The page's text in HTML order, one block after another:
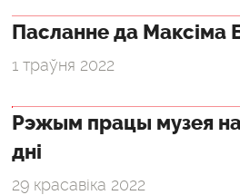
Пасланне да Максіма
1 траўня 2022
Рэжым працы музея
дні
29 красавіка 2022